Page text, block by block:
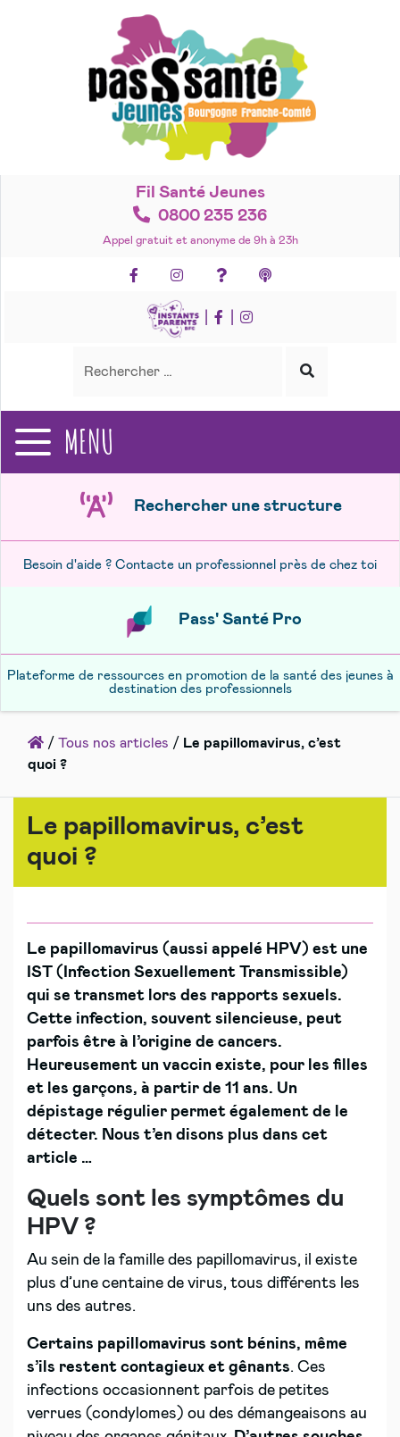
Fil Santé Jeunes
0800 235 236
Appel gratuit et anonyme de 9h à 23h
FacebookInstagramFoire aux questions
Lancer
recherche
MENU
Rechercher une structure
Besoin d'aide ? Contacte un professionnel près de chez toi
Pass' Santé Pro
Plateforme de ressources en promotion de la santé des jeunes à
destination des professionnels
Accueil
/ Tous nos articles / Le papillomavirus, c’est
quoi ?
Le papillomavirus, c’est
quoi ?
Le papillomavirus (aussi appelé HPV) est une
IST (Infection Sexuellement Transmissible)
qui se transmet lors des rapports sexuels.
Cette infection, souvent silencieuse, peut
parfois être à l’origine de cancers.
Heureusement un vaccin existe, pour les filles
et les garçons, à partir de 11 ans. Un
dépistage régulier permet également de le
détecter. Nous t’en disons plus dans cet
article …
Quels sont les symptômes du
HPV ?
Au sein de la famille des papillomavirus, il existe
plus d’une centaine de virus, tous différents les
uns des autres.
Certains papillomavirus sont bénins, même
s’ils restent contagieux et gênants. Ces
infections occasionnent parfois de petites
verrues (condylomes) ou des démangeaisons au